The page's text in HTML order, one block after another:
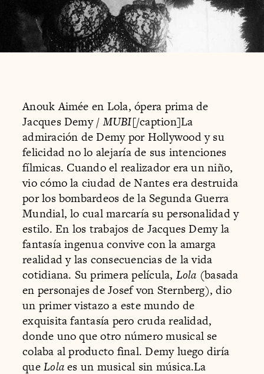
Anouk Aimée en Lola, ópera prima de
Jacques Demy /MUBI[/caption]La
admiración de Demy por Hollywood y su
felicidad no lo alejaría de sus intenciones
fílmicas. Cuando el realizador era un niño,
vio cómo la ciudad de Nantes era destruida
por los bombardeos de la Segunda Guerra
Mundial, lo cual marcaría su personalidad y
estilo. En los trabajos de Jacques Demy la
fantasía ingenua convive con la amarga
realidad y las consecuencias de la vida
cotidiana. Su primera película, Lola (basada
en personajes de Josef von Sternberg), dio
un primer vistazo a este mundo de
exquisita fantasía pero cruda realidad,
donde uno que otro número musical se
colaba al producto final. Demy luego diría
queLolaes un musical sin música.La